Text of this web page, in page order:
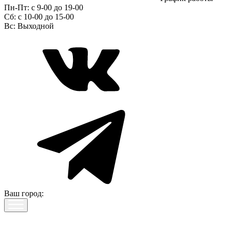
Пн-Пт: с 9-00 до 19-00
Сб: c 10-00 до 15-00
Вс: Выходной
Ваш город: